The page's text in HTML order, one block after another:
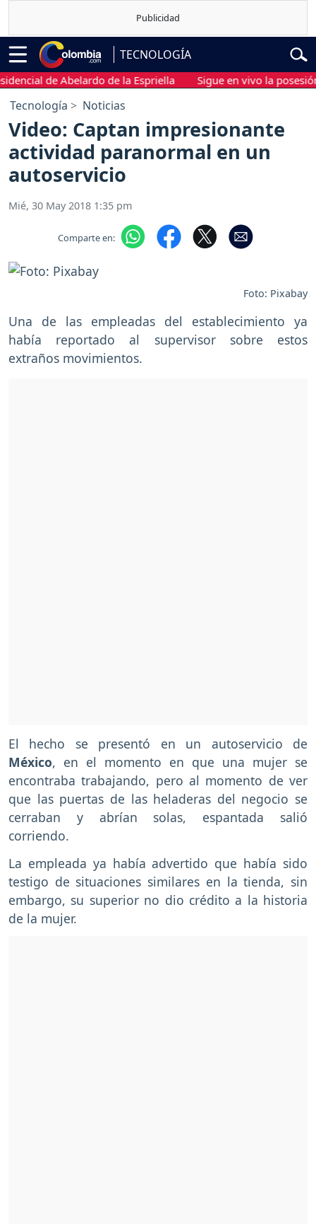
TECNOLOGÍA
de Abelardo de la Espriella Sigue en vivo la posesión
Tecnología Noticias
Video: Captan impresionante
actividad paranormal en un
autoservicio
Mié, 30 May 2018 1:35 pm
Comparte en:
Foto: Pixabay
Una de las empleadas del establecimiento ya
había reportado al supervisor sobre estos
extraños movimientos.
El hecho se presentó en un autoservicio de
México, en el momento en que una mujer se
encontraba trabajando, pero al momento de ver
que las puertas de las heladeras del negocio se
cerraban y abrían solas, espantada salió
corriendo.
La empleada ya había advertido que había sido
testigo de situaciones similares en la tienda, sin
embargo, su superior no dio crédito a la historia
de la mujer.